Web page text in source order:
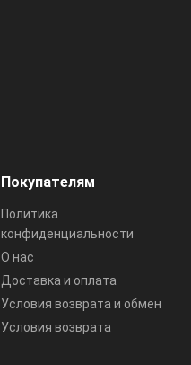
Покупателям
Политика
конфиденциальности
О нас
Доставка и оплата
Условия возврата и обмен
Условия возврата